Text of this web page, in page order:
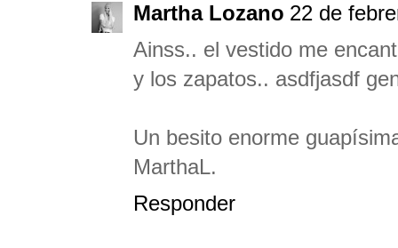
Martha Lozano 22 de
Ainss.. el vestido me
y los zapatos.. asdfjasdf
Un besito enorme
MarthaL.
Responder